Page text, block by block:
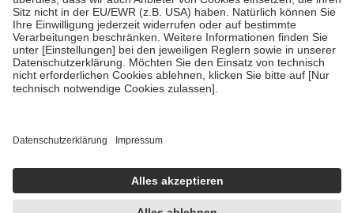
mit Ausnahme der Fahrkosten
• Untersuchungen zur Vorsorge und Früherkennung, die von der
GKV getragen werden
• empfohlenen Schutzimpfungen
• Harn- und Blutteststreifen
getroffen, um sicherzustellen, dass es sich um echte Bewertungen
https://help.etrusted.com/hc/de/articles/4419944605341
Einige Bilder und Inhalte wurden unter Zuhilfenahme künstlicher